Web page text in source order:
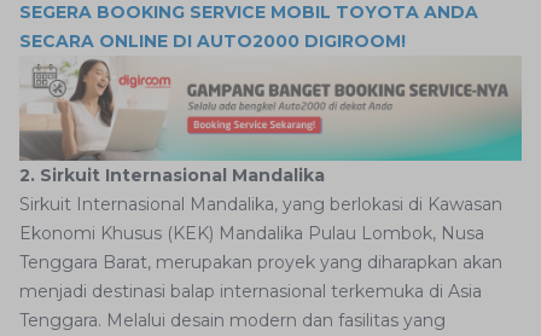
SEGERA BOOKING SERVICE MOBIL TOYOTA ANDA
SECARA ONLINE DI AUTO2000 DIGIROOM!
2. Sirkuit Internasional Mandalika
Sirkuit Internasional Mandalika, yang berlokasi di Kawasan
Ekonomi Khusus (KEK) Mandalika Pulau Lombok, Nusa
Tenggara Barat, merupakan proyek yang diharapkan akan
menjadi destinasi balap internasional terkemuka di Asia
Tenggara. Melalui desain modern dan fasilitas yang